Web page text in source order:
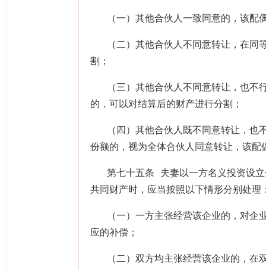
（一）其他合伙人一致同意的，该配
（二）其他合伙人不同意转让，在
割；
（三）其他合伙人不同意转让，也
的，可以对结算后的财产进行分割；
（四）其他合伙人既不同意转让，
份额的，视为全体合伙人同意转让，该配
第七十五条 夫妻以一方名义投资设
共同财产时，应当按照以下情形分别处理
（一）一方主张经营该企业的，对
应的补偿；
（二）双方均主张经营该企业的，